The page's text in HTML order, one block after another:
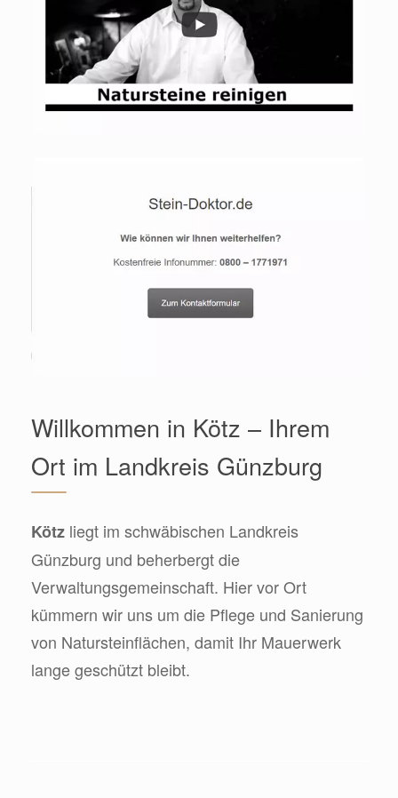
Willkommen in Kötz – Ihrem
Ort im Landkreis Günzburg
Kötz liegt im schwäbischen Landkreis
Günzburg und beherbergt die
Verwaltungsgemeinschaft. Hier vor Ort
kümmern wir uns um die Pflege und Sanierung
von Natursteinflächen, damit Ihr Mauerwerk
lange geschützt bleibt.